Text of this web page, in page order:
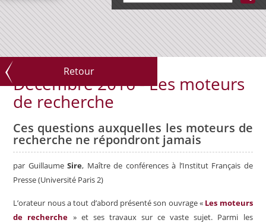
Retour
Décembre 2016 - Les moteurs
de recherche
Ces questions auxquelles les moteurs de
recherche ne répondront jamais
par GuillaumeSire, Maître de conférences à l’Institut Français de
Presse (Université Paris 2)
L’orateur nous a tout d’abord présenté son ouvrage « Les moteurs
de recherche » et ses travaux sur ce vaste sujet. Parmi les